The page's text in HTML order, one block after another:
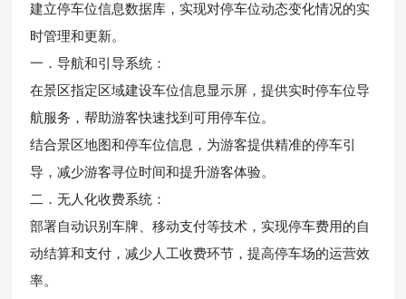
建立停车位信息数据库，实现对停车位动态变化情况的实
时管理和更新。
一．导航和引导系统：
在景区指定区域建设车位信息显示屏，提供实时停车位导
航服务，帮助游客快速找到可用停车位。
结合景区地图和停车位信息，为游客提供精准的停车引
导，减少游客寻位时间和提升游客体验。
二．无人化收费系统：
部署自动识别车牌、移动支付等技术，实现停车费用的自
动结算和支付，减少人工收费环节，提高停车场的运营效
率。